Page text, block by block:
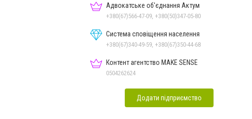
Адвокатське об'єднання Актум
+380(67)566-47-09, +380(50)347-05-80
Система сповіщення населення
+380(67)340-49-59, +380(67)350-44-68
Контент агентство MAKE SENSE
0504262624
Додати підприємство